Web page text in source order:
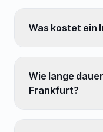
Was kostet ein
Wie lange
Frankfurt?